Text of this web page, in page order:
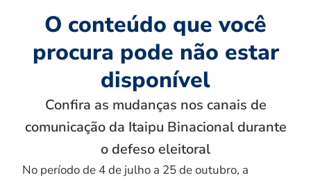
O conteúdo que você
procura pode não estar
disponível
Confira as mudanças nos canais de
comunicação da Itaipu Binacional durante
o defeso eleitoral
No período de 4 de julho a 25 de outubro, a